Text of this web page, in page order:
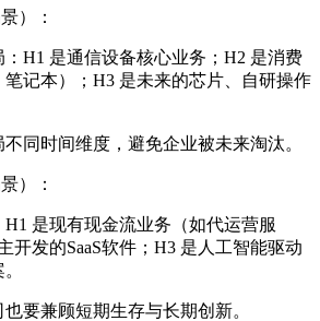
） ：
H1 是通信设备核心业务；H2 是消费
记本）；H3 是未来的芯片、自研操作
同时间维度，避免企业被未来淘汰。
） ：
是现有现金流业务（如代运营服
开发的SaaS软件；H3 是人工智能驱动
要兼顾短期生存与长期创新。